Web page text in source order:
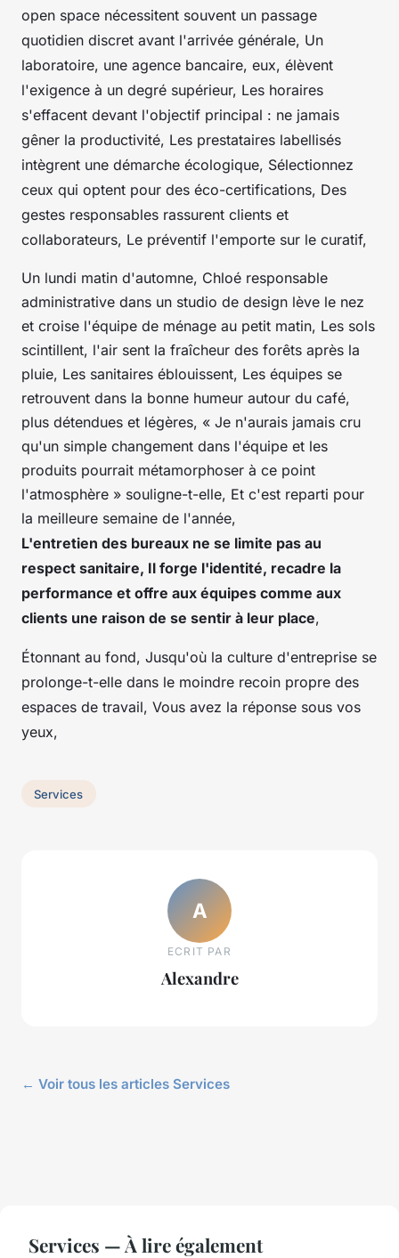
open space nécessitent souvent un passage
quotidien discret avant l'arrivée générale, Un
laboratoire, une agence bancaire, eux, élèvent
l'exigence à un degré supérieur, Les horaires
s'effacent devant l'objectif principal : ne jamais
gêner la productivité, Les prestataires labellisés
intègrent une démarche écologique, Sélectionnez
ceux qui optent pour des éco-certifications, Des
gestes responsables rassurent clients et
collaborateurs, Le préventif l'emporte sur le curatif,
Un lundi matin d'automne, Chloé responsable
administrative dans un studio de design lève le nez
et croise l'équipe de ménage au petit matin, Les sols
scintillent, l'air sent la fraîcheur des forêts après la
pluie, Les sanitaires éblouissent, Les équipes se
retrouvent dans la bonne humeur autour du café,
plus détendues et légères, « Je n'aurais jamais cru
qu'un simple changement dans l'équipe et les
produits pourrait métamorphoser à ce point
l'atmosphère » souligne-t-elle, Et c'est reparti pour
la meilleure semaine de l'année,
L'entretien des bureaux ne se limite pas au
respect sanitaire, Il forge l'identité, recadre la
performance et offre aux équipes comme aux
clients une raison de se sentir à leur place,
Étonnant au fond, Jusqu'où la culture d'entreprise se
prolonge-t-elle dans le moindre recoin propre des
espaces de travail, Vous avez la réponse sous vos
yeux,
Services
A
ECRIT PAR
Alexandre
← Voir tous les articles Services
Services — À lire également